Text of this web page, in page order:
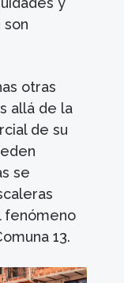
son
otras
allá de la
de su
se
fenómeno
13.